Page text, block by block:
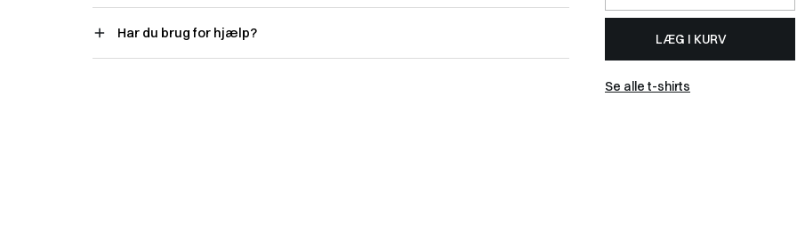
Har du brug for hjælp? LÆG I KURV
Se alle t-shirts